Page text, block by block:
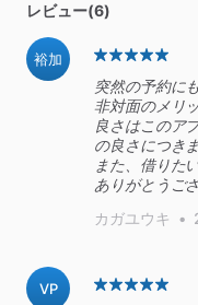
レビュー(6)
裕加
突然の予約に
非対面のメリ
良さはこのア
の良さにつきま
また、借りた
ありがとうご
カガユウキ •
VP